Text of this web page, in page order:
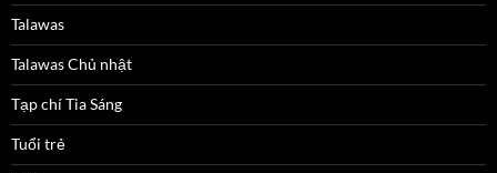
Talawas
Talawas Chủ nhật
Tạp chí Tia Sáng
Tuổi trẻ